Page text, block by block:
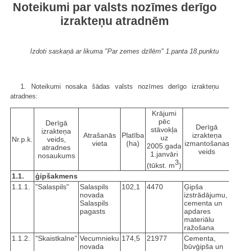
Noteikumi par valsts nozīmes derīgo
izrakteņu atradnēm
Izdoti saskaņā ar likuma "Par zemes dzīlēm" 1.panta 18.punktu
1. Noteikumi nosaka šādas valsts nozīmes derīgo izrakteņu
atradnes:
Nr.p.k.
Derīgā
izrakteņa
veids,
atradnes
nosaukums
Atrašanās
vieta
Platība
(ha)
Krājumi
pēc
stāvokļa
uz
2005.gada
1.janvāri
(tūkst. m3)
Derīgā
izrakteņa
izmantošanas
veids
1.1.
ģipšakmens
1.1.1.
"Salaspils"
Salaspils
novada
Salaspils
pagasts
102,1 4470
Ģipša
izstrādājumu,
cementa un
apdares
materiālu
ražošana
1.1.2.
"Skaistkalne" Vecumnieku
novada
174,5 21977
Cementa,
būvģipša un